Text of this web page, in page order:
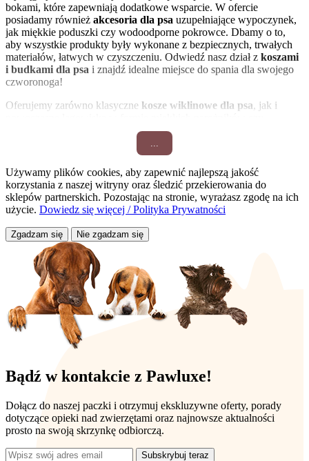
bokami, które zapewniają dodatkowe wsparcie. W ofercie
posiadamy również akcesoria dla psa uzupełniające wypoczynek,
jak miękkie poduszki czy wodoodporne pokrowce. Dbamy o to,
aby wszystkie produkty były wykonane z bezpiecznych, trwałych
materiałów, łatwych w czyszczeniu. Odwiedź nasz dział z koszami
i budkami dla psa i znajdź idealne miejsce do spania dla swojego
czworonoga!
Oferujemy zarówno klasyczne kosze wiklinowe dla psa, jak i
poduszek. Dla alergików doskonałym wyborem będą modele z
często ocieplane i podniesione nad ziemią, co chroni przed wilgocią.
Pamiętaj, że odpowiedni wypoczynek to podstawa zdrowia i
dobrego samopoczucia Twojego psa. Przeglądając naszą kategorię
Psy/Posłania i akcesoria/Kosze i budki dla psa, z łatwością
dopasujesz produkt do rasy, wieku i temperamentu zwierzęcia.
Zapewnij swojemu psu jego własny kąt!
Używamy plików cookies, aby zapewnić najlepszą jakość
korzystania z naszej witryny oraz śledzić przekierowania do
sklepów partnerskich. Pozostając na stronie, wyrażasz zgodę na ich
użycie. Dowiedz się więcej / Polityka Prywatności
Zgadzam się Nie zgadzam się
Bądź w kontakcie z Pawluxe!
Dołącz do naszej paczki i otrzymuj ekskluzywne oferty, porady
dotyczące opieki nad zwierzętami oraz najnowsze aktualności
prosto na swoją skrzynkę odbiorczą.
Subskrybuj teraz